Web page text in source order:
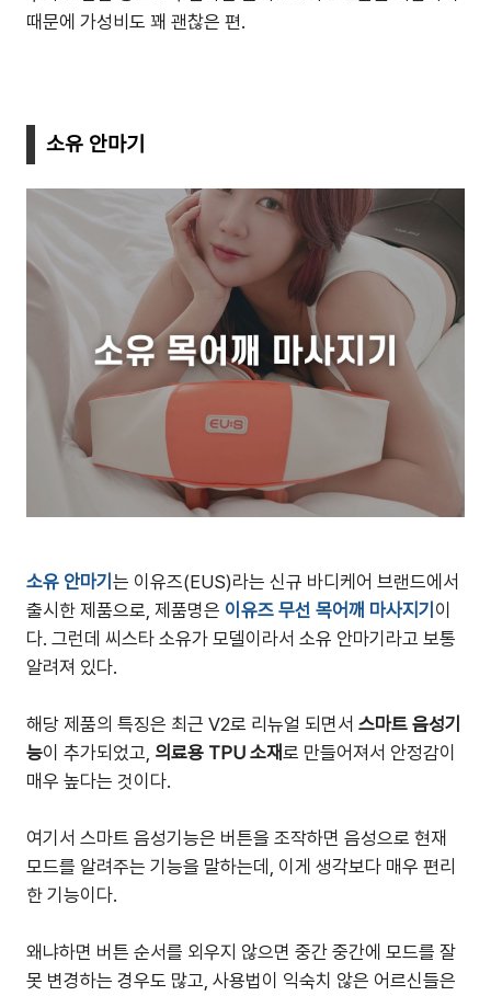
때문에 가성비도 꽤 괜찮은 편.
소유 안마기
소유 안마기 는 이유즈(EUS)라는 신규 바디케어 브랜드에서
출시한 제품으로, 제품명은 이유즈 무선 목어깨 마사지기 이
다. 그런데 씨스타 소유가 모델이라서 소유 안마기라고 보통
알려져 있다.
해당 제품의 특징은 최근 V2로 리뉴얼 되면서 스마트 음성기
능이 추가되었고, 의료용 TPU 소재로 만들어져서 안정감이
매우 높다는 것이다.
여기서 스마트 음성기능은 버튼을 조작하면 음성으로 현재
모드를 알려주는 기능을 말하는데, 이게 생각보다 매우 편리
한 기능이다.
왜냐하면 버튼 순서를 외우지 않으면 중간 중간에 모드를 잘
못 변경하는 경우도 많고, 사용법이 익숙치 않은 어르신들은